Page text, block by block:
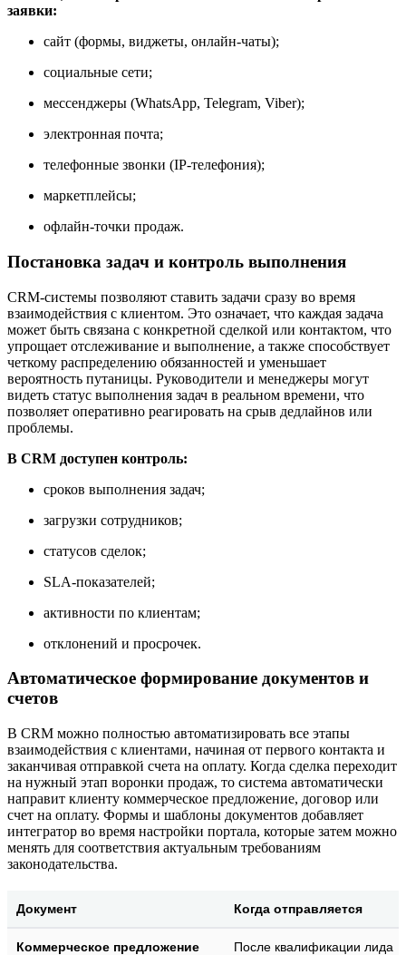
заявки:
сайт (формы, виджеты, онлайн-чаты);
социальные сети;
мессенджеры (WhatsApp, Telegram, Viber);
электронная почта;
телефонные звонки (IP-телефония);
маркетплейсы;
офлайн-точки продаж.
Постановка задач и контроль выполнения
CRM-системы позволяют ставить задачи сразу во время
взаимодействия с клиентом. Это означает, что каждая задача
может быть связана с конкретной сделкой или контактом, что
упрощает отслеживание и выполнение, а также способствует
четкому распределению обязанностей и уменьшает
вероятность путаницы. Руководители и менеджеры могут
видеть статус выполнения задач в реальном времени, что
позволяет оперативно реагировать на срыв дедлайнов или
проблемы.
В CRM доступен контроль:
сроков выполнения задач;
загрузки сотрудников;
статусов сделок;
SLA-показателей;
активности по клиентам;
отклонений и просрочек.
Автоматическое формирование документов и
счетов
В CRM можно полностью автоматизировать все этапы
взаимодействия с клиентами, начиная от первого контакта и
заканчивая отправкой счета на оплату. Когда сделка переходит
на нужный этап воронки продаж, то система автоматически
направит клиенту коммерческое предложение, договор или
счет на оплату. Формы и шаблоны документов добавляет
интегратор во время настройки портала, которые затем можно
менять для соответствия актуальным требованиям
законодательства.
Документ Когда отправляется
Коммерческое предложение После квалификации лида